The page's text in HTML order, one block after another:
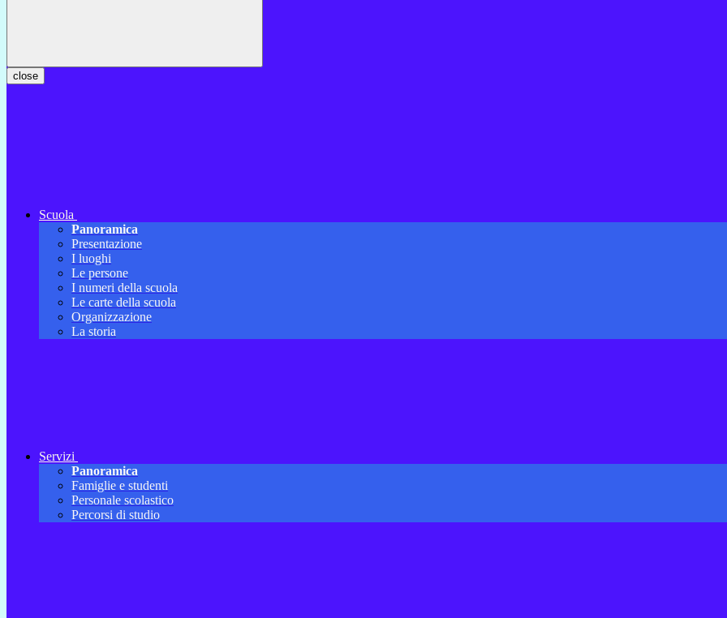
close
Scuola
Panoramica
Presentazione
I luoghi
Le persone
I numeri della scuola
Le carte della scuola
Organizzazione
La storia
Servizi
Panoramica
Famiglie e studenti
Personale scolastico
Percorsi di studio